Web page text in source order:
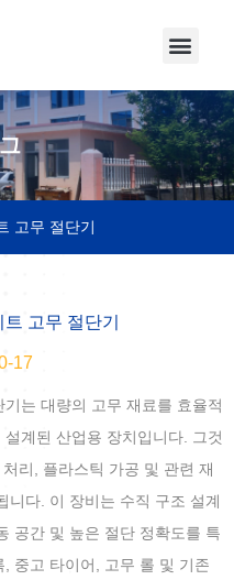
고무 절단기
고무 절단기
17
는 대량의 고무 재료를 효율적
계된 산업용 장치입니다. 그것
리, 플라스틱 가공 및 관련 재
니다. 이 장비는 수직 구조 설계
공간 및 높은 절단 정확도를 특
중고 타이어, 고무 롤 및 기존